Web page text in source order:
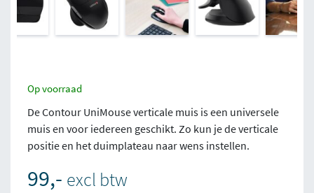
Op voorraad
De Contour UniMouse verticale muis is een universele
muis en voor iedereen geschikt. Zo kun je de verticale
positie en het duimplateau naar wens instellen.
99,- excl btw